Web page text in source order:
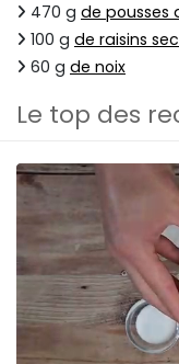
470 g de pousses
100 g de raisins
60 g de noix
Le top des